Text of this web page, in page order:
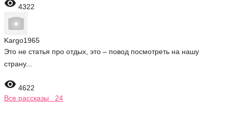
 4322
Kargo1965
Это не статья про отдых, это – повод посмотреть на нашу
страну...
 4622
Все рассказы 24